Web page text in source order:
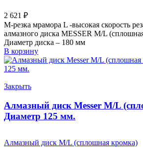
2 621 ₽
M-резка мрамора L -высокая скорость
алмазного диска MESSER M/L
Диаметр диска – 180 мм
В корзину
Закрыть
Алмазный диск Messer M/L
Диаметр 125 мм.
Алмазный диск M/L (сплошная кромка)